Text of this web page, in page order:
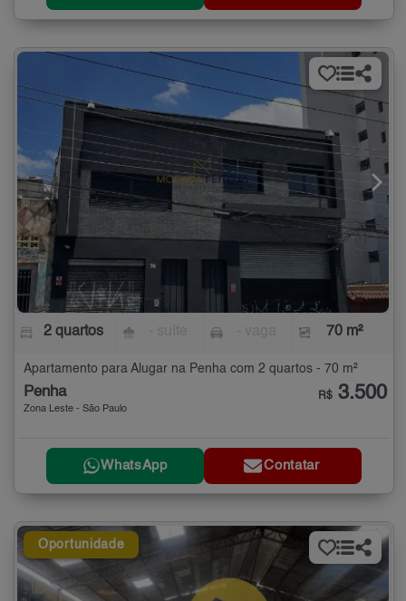
2 quartos 70 m²
Apartamento para Alugar na Penha com 2 quartos - 70 m²
Penha
Zona Leste - São Paulo
R$ 3.500
WhatsApp Contatar
Oportunidade